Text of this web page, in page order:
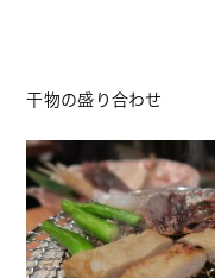
干物の盛り合わせ